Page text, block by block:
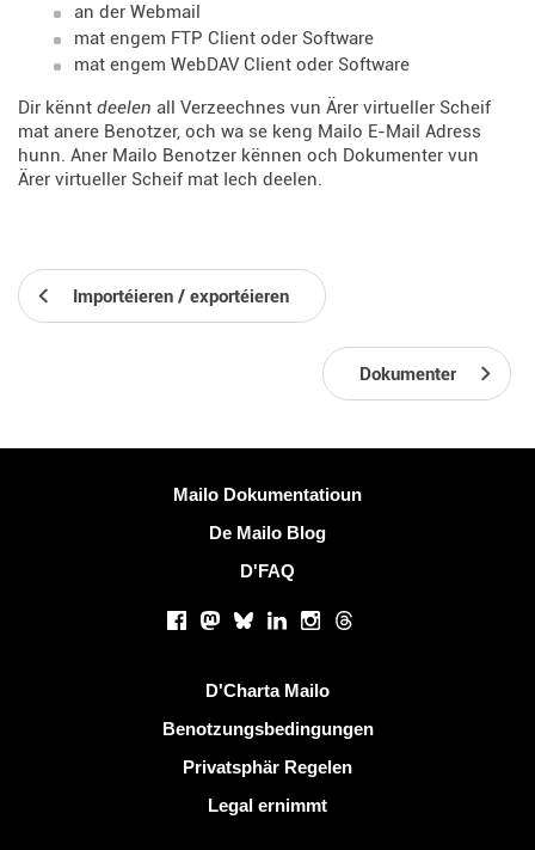
an der Webmail
mat engem FTP Client oder Software
mat engem WebDAV Client oder Software
Dir kënnt deelen all Verzeechnes vun Ärer virtueller Scheif
mat anere Benotzer, och wa se keng Mailo E-Mail Adress
hunn. Aner Mailo Benotzer kënnen och Dokumenter vun
Ärer virtueller Scheif mat Iech deelen.
Importéieren / exportéieren
Dokumenter
Méi InformatiounenMailo Dokumentatioun
De Mailo Blog
D'FAQ
Facebook
Mastodon
BlueskyLinkedInInstagram
Threads
D'Charta Mailo
Benotzungsbedingungen
Privatsphär Regelen
Legal ernimmt